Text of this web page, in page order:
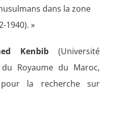
dans la zone
1940). »
Kenbib (Université
Royaume du Maroc,
la recherche sur